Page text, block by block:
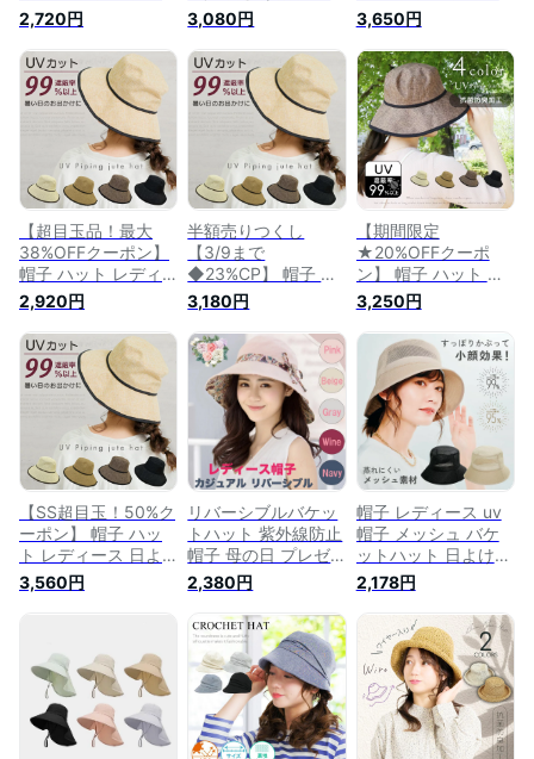
ース 日よけ帽子 紫
外線防止グッズ UV
対策 UVカット uv 紫
外線 日よけ 大きめ
日焼け防止 シンプル
バイザーハット メッ
シュ ワイヤー 春 夏
夏用 無地 バケット
通気 調整可能 洗え
る
2,720円
ディース 帽子 ハッ
ト バケットハット
バイザーハット 紫外
線防止グッズ UV対
策 UVカット uv 紫外
線 日よけ 日焼け防
止 大きめ シンプル
メッシュ バケット
ワイヤー 無地 通気
調整可能 洗える
3,080円
ス 日よけ帽子 おし
ゃれ カジュアル シ
ンプル バイザーハッ
ト 大きめ 無地 メッ
シュ ワイヤー バケ
ットハット バケット
ブリムハットジュー
トハット ジュート
紫外線対策 日焼け対
策 紫外線防止グッズ
UV対策
3,650円
【超目玉品！最大
38%OFFクーポン】
帽子 ハット レディ
ース 日よけ帽子 お
しゃれ カジュアル
シンプル バイザーハ
ット 大きめ 無地 メ
ッシュ ワイヤー バ
ケットハット バケッ
ト ブリムハットジュ
ートハット ジュート
紫外線対策 日焼け対
策 紫外線防止グッズ
UV対策
2,920円
半額売りつくし
【3/9まで
◆23%CP】 帽子 ハ
ット レディース 日
よけ帽子 おしゃれ
ワイヤー 紫外線防止
グッズ 日焼け対策
UV対策 ジュート UV
カット 無地 メッシ
ュ ブリムハットジュ
ートハット 紫外線対
策 バイザーハット
バケット カジュアル
バケットハット シン
プル
3,180円
【期間限定
★20%OFFクーポ
ン】 帽子 ハット レ
ディース 日よけ帽子
おしゃれ カジュアル
シンプル バイザーハ
ット 大きめ 無地 メ
ッシュ ワイヤー バ
ケットハット バケッ
ト ブリムハットジュ
ートハット ジュート
紫外線対策 日焼け対
策 紫外線防止グッズ
3,250円
【SS超目玉！50%ク
ーポン】 帽子 ハッ
ト レディース 日よ
け帽子 おしゃれ 日
焼け対策 メッシュ
ジュート バイザーハ
ット カジュアル 無
地 ブリムハットジュ
ートハット 大きめ
ワイヤー
3,560円
リバーシブルバケッ
トハット 紫外線防止
帽子 母の日 プレゼ
ント 帽子 レディー
ス uv 折りたたみ 紫
外線カット つば広
両面使える リバーシ
ブルバケットハット
あご紐 飛ばない ハ
ット 対策 日よけ 夏
通気性 小顔効果 日
よけ
2,380円
帽子 レディース uv
帽子 メッシュ バケ
ットハット 日よけ帽
子 レディース おし
ゃれ UVカット 小顔
春夏 お洒落 洗える
メッシュバケットハ
ット UV帽子 UVカッ
ト帽子 紫外線防止
日焼け対策 折り畳み
コジット
2,178円